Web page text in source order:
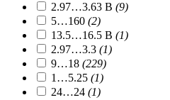
2.97…3.63 В (9)
5…160 (2)
13.5…16.5 В (1)
2.97…3.3 (1)
9…18 (229)
1…5.25 (1)
24…24 (1)